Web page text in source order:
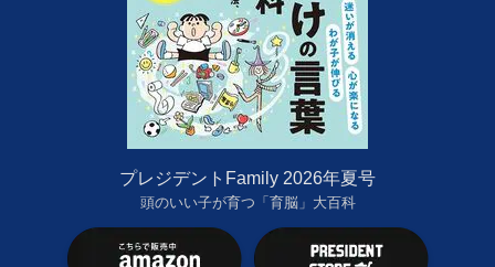
プレジデントFamily 2026年夏号
頭のいい子が育つ「育脳」大百科